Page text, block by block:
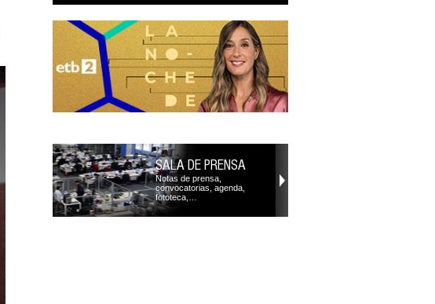
SALA DE PRENSA
Notas de prensa,
convocatorias, agenda,
fototeca,…